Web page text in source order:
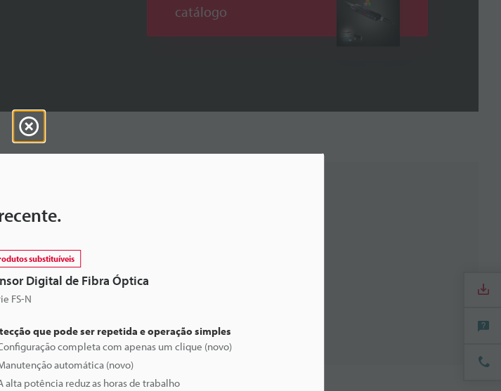
catálogo
(PDF)
Pergunte à KEYENCE
substituíveis
Digital de Fibra Óptica
FS-N
que pode ser repetida e operação simples
completa com apenas um clique (novo)
automática (novo)
alta potência reduz as horas de trabalho